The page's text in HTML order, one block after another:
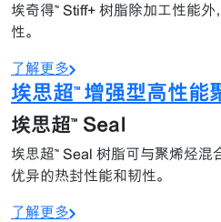
埃奇得™ Stiff+ 树脂除加工性能
性。
了解更多
埃思超™ 增强型高性能
埃思超™ Seal
埃思超™ Seal 树脂可与聚烯烃
优异的热封性能和韧性。
了解更多